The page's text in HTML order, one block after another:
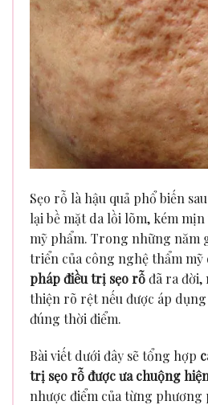
Sẹo rỗ là hậu quả phổ biến
lại bề mặt da lồi lõm, kém
mỹ phẩm. Trong những năm
triển của công nghệ thẩm mỹ
pháp điều trị sẹo rỗđã ra đời,
thiện rõ rệt nếu được áp
đúng thời điểm.
Bài viết dưới đây sẽ tổng hợp
trị sẹo rỗ được ưa chuộng
nhược điểm của từng phương